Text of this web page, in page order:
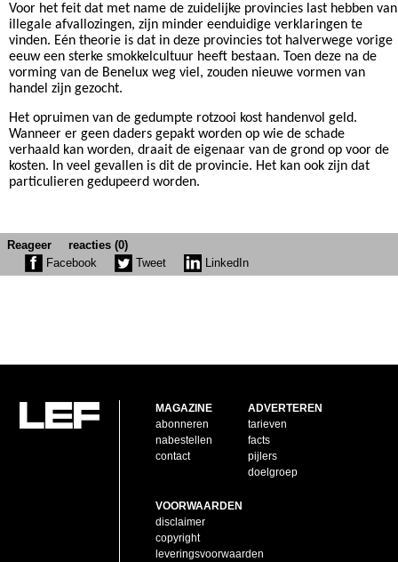
Voor het feit dat met name de zuidelijke provincies last hebben van
illegale afvallozingen, zijn minder eenduidige verklaringen te
vinden. Eén theorie is dat in deze provincies tot halverwege vorige
eeuw een sterke smokkelcultuur heeft bestaan. Toen deze na de
vorming van de Benelux weg viel, zouden nieuwe vormen van
handel zijn gezocht.
Het opruimen van de gedumpte rotzooi kost handenvol geld.
Wanneer er geen daders gepakt worden op wie de schade
verhaald kan worden, draait de eigenaar van de grond op voor de
kosten. In veel gevallen is dit de provincie. Het kan ook zijn dat
particulieren gedupeerd worden.
Reageer
reacties (0)
Facebook
Tweet LinkedIn
MAGAZINE
abonneren
nabestellen
contact
ADVERTEREN
tarieven
facts
pijlers
doelgroep
VOORWAARDEN
disclaimer
copyright
leveringsvoorwaarden